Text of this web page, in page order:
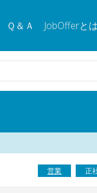
Ｑ＆Ａ JobOfferとは
営業 正